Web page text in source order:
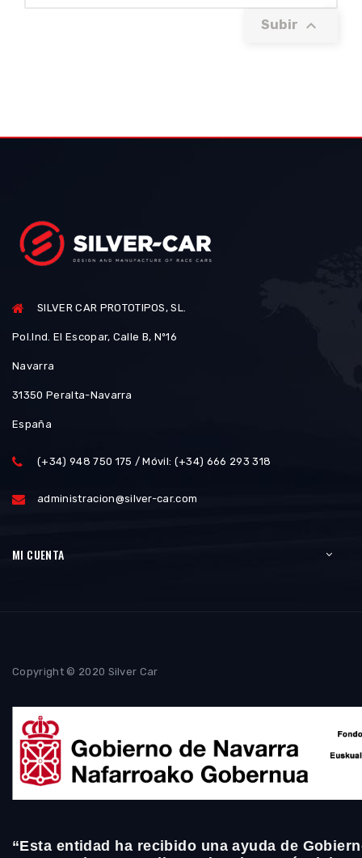
Subir 
SILVER CAR PROTOTIPOS, SL.
Pol.Ind. El Escopar, Calle B, Nº16
Navarra
31350 Peralta-Navarra
España
(+34) 948 750 175 / Móvil: (+34) 666 293 318
administracion@silver-car.com
MI CUENTA
Copyright © 2020 Silver Car
“Esta entidad ha recibido una ayuda de